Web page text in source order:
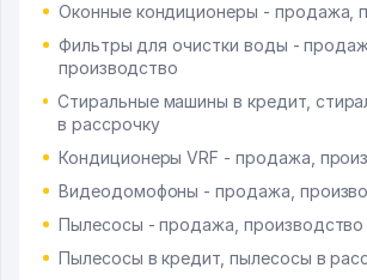
Оконные кондиционеры - продажа,
Фильтры для очистки воды -
производство
Стиральные машины в кредит,
в рассрочку
Кондиционеры VRF - продажа,
Видеодомофоны - продажа,
Пылесосы - продажа, производство
Пылесосы в кредит, пылесосы в